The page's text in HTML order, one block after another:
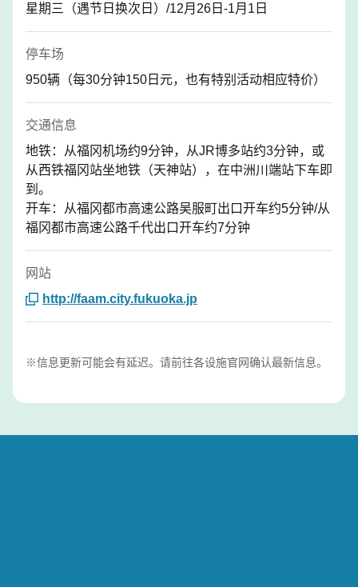
星期三（遇节日换次日）/12月26日-1月1日
停车场
950辆（每30分钟150日元，也有特别活动相应特价）
交通信息
地铁：从福冈机场约9分钟，从JR博多站约3分钟，或
从西铁福冈站坐地铁（天神站），在中洲川端站下车即
到。
开车：从福冈都市高速公路吴服町出口开车约5分钟/从
福冈都市高速公路千代出口开车约7分钟
网站
http://faam.city.fukuoka.jp
※信息更新可能会有延迟。请前往各设施官网确认最新信息。